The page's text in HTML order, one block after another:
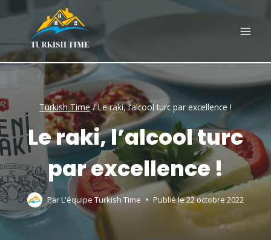
to
content
Turkish Time/Le raki, l’alcool turc par excellence !
Le raki, l’alcool turc
par excellence !
ParL'équipe Turkish Time Publié le22 octobre 2022